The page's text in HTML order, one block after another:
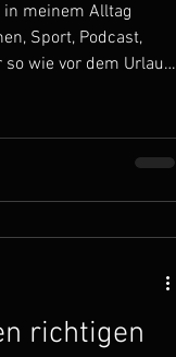
meinem Alltag
Sport, Podcast,
wie vor dem Urlaub.
kennst du das
hast. Das
dass die
richtigen